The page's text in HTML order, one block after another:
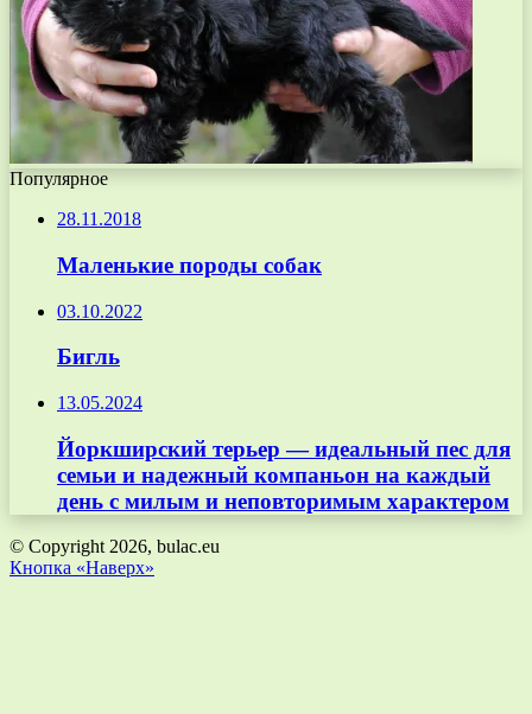
Популярное
28.11.2018
Маленькие породы собак
03.10.2022
Бигль
13.05.2024
Йоркширский терьер — идеальный пес для
семьи и надежный компаньон на каждый
день с милым и неповторимым характером
© Copyright 2026, bulac.eu
Кнопка «Наверх»